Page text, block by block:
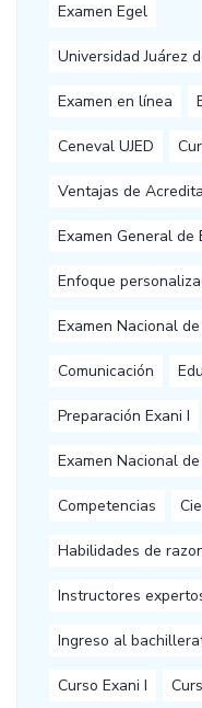
Examen Egel
Universidad Juárez
Examen en línea
Ceneval UJED
Ventajas de
Examen General de
Enfoque
Examen Nacional
Comunicación
Preparación Exani I
Examen Nacional
Competencias
Habilidades de
Instructores
Ingreso al
Curso Exani I